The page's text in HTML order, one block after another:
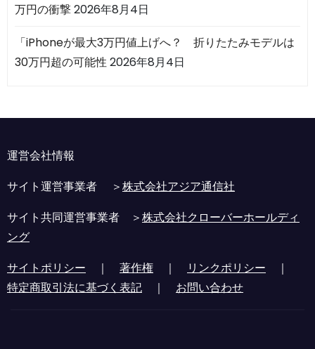
万円の衝撃2026年8月4日
「iPhoneが最大3万円値上げへ？ 折りたたみモデルは
30万円超の可能性2026年8月4日
運営会社情報
サイト運営事業者 ＞株式会社アジア通信社
サイト共同運営事業者 ＞株式会社クローバーホールディ
ング
サイトポリシー ｜ 著作権 ｜ リンクポリシー ｜
特定商取引法に基づく表記 ｜ お問い合わせ